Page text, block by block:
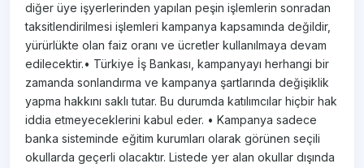
diğer üye işyerlerinden yapılan peşin işlemlerin sonradan
taksitlendirilmesi işlemleri kampanya kapsamında değildir,
yürürlükte olan faiz oranı ve ücretler kullanılmaya devam
edilecektir.• Türkiye İş Bankası, kampanyayı herhangi bir
zamanda sonlandırma ve kampanya şartlarında değişiklik
yapma hakkını saklı tutar. Bu durumda katılımcılar hiçbir hak
iddia etmeyeceklerini kabul eder. • Kampanya sadece
banka sisteminde eğitim kurumları olarak görünen seçili
okullarda geçerli olacaktır. Listede yer alan okullar dışında